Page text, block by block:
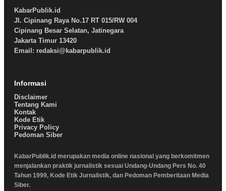
KabarPublik.id
Jl. Cipinang Raya No.17 RT 015/RW 004
Cipinang Besar Selatan, Jatinegara
Jakarta Timur 13420
Email: redaksi@kabarpublik.id
Informasi
Disclaimer
Tentang Kami
Kontak
Kode Etik
Privacy Policy
Pedoman Siber
KabarPublik.id merupakan media online nasional yang berkomitmen
menjalankan praktik jurnalistik sesuai Undang-Undang Pers No. 40
Tahun 1999, Kode Etik Jurnalistik, dan Pedoman Pemberitaan Media
Siber.